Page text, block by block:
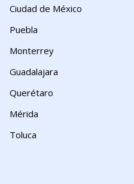
Ciudad de México
Puebla
Monterrey
Guadalajara
Querétaro
Mérida
Toluca